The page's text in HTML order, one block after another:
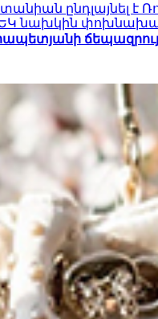
ընդլայնել է
նախկին